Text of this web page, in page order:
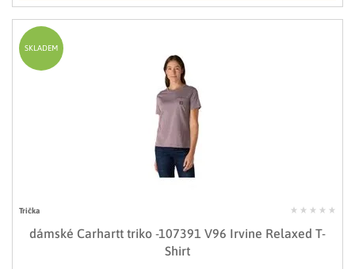
Trička
dámské Carhartt triko -107391 V96 Irvine Relaxed T-
Shirt
SKLADEM